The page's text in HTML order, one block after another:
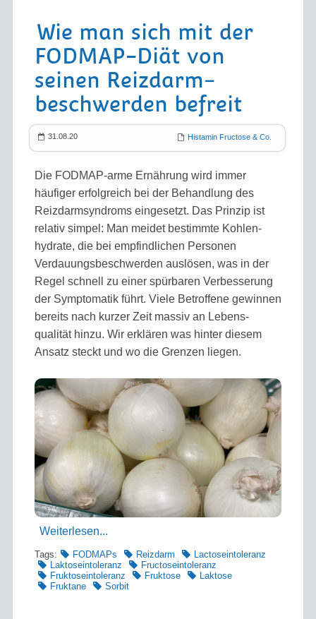
Wie man sich mit der
FODMAP-Diät von
seinen Reizdarm­
beschwerden befreit
31.08.20 Histamin Fructose & Co.
Die FODMAP-arme Ernährung wird immer
häufiger erfolgreich bei der Behandlung des
Reizdarm­syndroms eingesetzt. Das Prinzip ist
relativ simpel: Man meidet bestimmte Kohlen­
hydrate, die bei empfindlichen Personen
Verdauungs­beschwerden auslösen, was in der
Regel schnell zu einer spürbaren Ver­besserung
der Symptomatik führt. Viele Betroffene gewinnen
bereits nach kurzer Zeit massiv an Lebens­
qualität hinzu. Wir erklären was hinter diesem
Ansatz steckt und wo die Grenzen liegen.
Weiterlesen...
Tags: FODMAPs Reizdarm
Lactoseintoleranz
Laktoseintoleranz
Fructoseintoleranz
Fruktoseintoleranz
Fruktose
Laktose
Fruktane
Sorbit